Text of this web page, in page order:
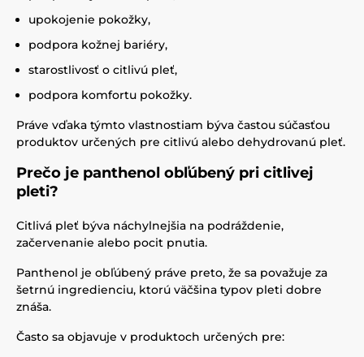
upokojenie pokožky,
podpora kožnej bariéry,
starostlivosť o citlivú pleť,
podpora komfortu pokožky.
Práve vďaka týmto vlastnostiam býva častou súčasťou
produktov určených pre citlivú alebo dehydrovanú pleť.
Prečo je panthenol obľúbený pri citlivej
pleti?
Citlivá pleť býva náchylnejšia na podráždenie,
začervenanie alebo pocit pnutia.
Panthenol je obľúbený práve preto, že sa považuje za
šetrnú ingredienciu, ktorú väčšina typov pleti dobre
znáša.
Často sa objavuje v produktoch určených pre: